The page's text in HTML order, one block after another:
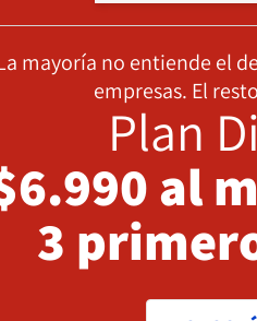
mayoría no entiende el
empresas. El
Plan
al
3